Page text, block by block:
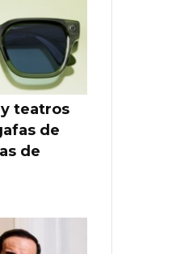
teatros
de
de